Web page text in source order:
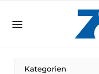
DE
Kategorien